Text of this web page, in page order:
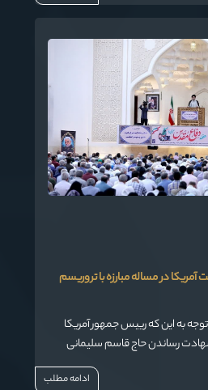
در مساله مبارزه با تروریسم
به این که رییس جمهور آمریکا
رساندن حاج قاسم سلیمانی
کشور در مساله مبارزه با تروریسم
ادامه مطلب